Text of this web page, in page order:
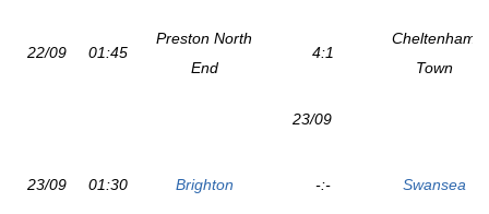
22/09 01:45
Preston North
End
4:1
Cheltenham
Town
23/09
23/09 01:30 Brighton -:- Swansea